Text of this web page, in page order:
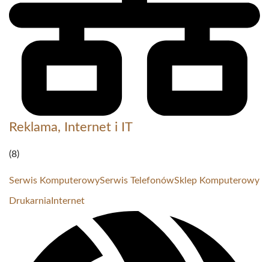
Reklama, Internet i IT
(8)
Serwis KomputerowySerwis TelefonówSklep Komputerowy
Drukarnia Internet